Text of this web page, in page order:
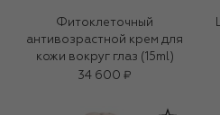
Фитоклеточный
антивозрастной крем для
кожи вокруг глаз (15ml)
34 600 ₽